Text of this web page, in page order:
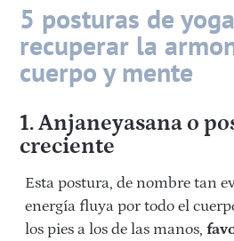
5 posturas de
recuperar la
cuerpo y mente
1. Anjaneyasana o
creciente
Esta postura, de nombre tan
energía fluya por todo el
los pies a los de las manos,